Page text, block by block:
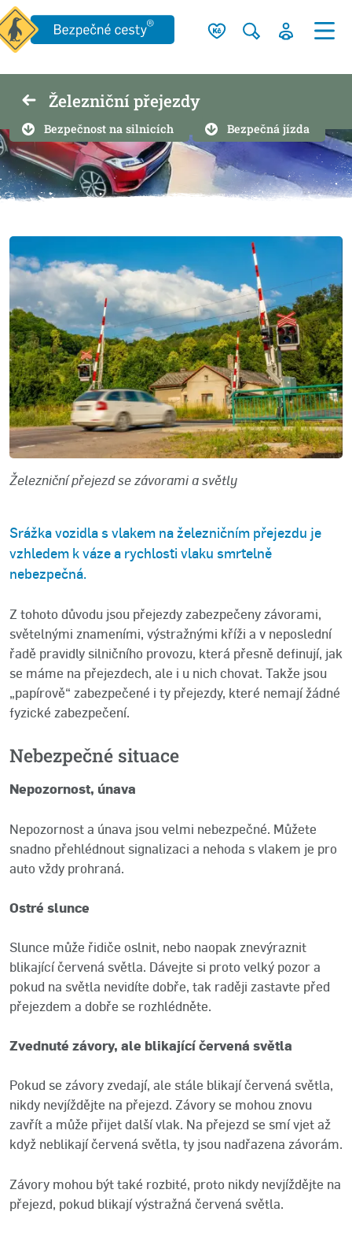
Železniční přejezdy
Bezpečnost na silnicích Bezpečná jízda
Železniční přejezd se závorami a světly
Srážka vozidla s vlakem na železničním přejezdu je
vzhledem k váze a rychlosti vlaku smrtelně
nebezpečná.
Z tohoto důvodu jsou přejezdy zabezpečeny závorami,
světelnými znameními, výstražnými kříži a v neposlední
řadě pravidly silničního provozu, která přesně definují, jak
se máme na přejezdech, ale i u nich chovat. Takže jsou
„papírově“ zabezpečené i ty přejezdy, které nemají žádné
fyzické zabezpečení.
Nebezpečné situace
Nepozornost, únava
Nepozornost a únava jsou velmi nebezpečné. Můžete
snadno přehlédnout signalizaci a nehoda s vlakem je pro
auto vždy prohraná.
Ostré slunce
Slunce může řidiče oslnit, nebo naopak znevýraznit
blikající červená světla. Dávejte si proto velký pozor a
pokud na světla nevidíte dobře, tak raději zastavte před
přejezdem a dobře se rozhlédněte.
Zvednuté závory, ale blikající červená světla
Pokud se závory zvedají, ale stále blikají červená světla,
nikdy nevjíždějte na přejezd. Závory se mohou znovu
zavřít a může přijet další vlak. Na přejezd se smí vjet až
když neblikají červená světla, ty jsou nadřazena závorám.
Závory mohou být také rozbité, proto nikdy nevjíždějte na
přejezd, pokud blikají výstražná červená světla.